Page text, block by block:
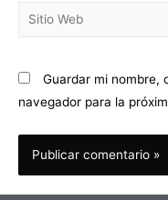
Guardar mi nombre,
navegador para la